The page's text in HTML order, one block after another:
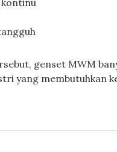
genset MWM
yang membutuhkan